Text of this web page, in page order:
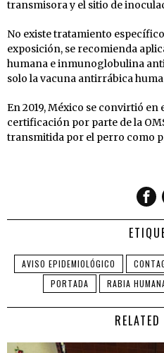
transmisora y el sitio de
No existe tratamiento
exposición, se recomienda
humana e inmunoglobulina
solo la vacuna antirrábica
En 2019, México se convirtió
certificación por parte de la
transmitida por el perro como
AVISO EPIDEMIOLÓGICO
PORTADA
RABIA